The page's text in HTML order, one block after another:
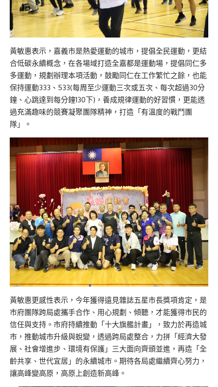
黃敏惠表示，嘉義市是熱愛運動的城市，提倡全民運動，更結
合低碳永續概念，在各場域打造全嘉都是運動場，提倡同仁多
多運動，規劃辦理本項活動，鼓勵同仁在工作繁忙之餘，也能
保持運動333、533(每周至少運動三次或五次、每次超過30分
鐘、心跳達到每分鐘130下)，養成規律運動的好習慣，更能透
過充滿趣味的競賽凝聚團隊精神，打造「有溫度的戰鬥團
隊」。
黃敏惠更感性表示，今年獲得遠見雜誌五星市長獎項肯定，是
市府團隊跨局處攜手合作、用心規劃、傾聽，才能獲得市民的
信任與支持。市府持續推動「十大旗艦計畫」，致力於再造城
市，推動城市升級與蛻變，透過跨局處整合，力拼「經濟大發
展、社會增進步、環境有保護」三大面向齊頭並進，再造「全
齡共享、世代宜居」的永續城市。期待各局處繼續齊心努力，
讓高峰變高原，高原上創造新高峰。